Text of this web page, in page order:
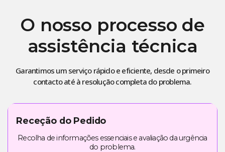
O nosso processo de
assistência técnica
Garantimos um serviço rápido e eficiente, desde o primeiro
contacto até à resolução completa do problema.
Receção do Pedido
Recolha de informações essenciais e avaliação da urgência
do problema.